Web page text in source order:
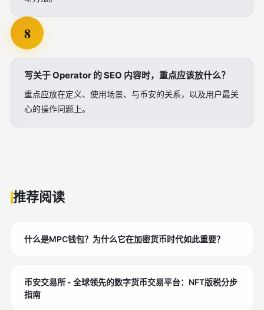
8
写关于 Operator 的 SEO 内容时，重点应该放什么？
重点应放在定义、使用场景、与币安的关系，以及用户最关
心的操作问题上。
推荐阅读
什么是MPC钱包？为什么它在加密货币时代如此重要？
币安交易所 - 全球领先的数字货币交易平台：NFT版税分步
指南